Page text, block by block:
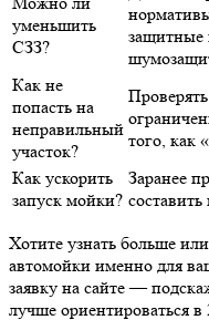
уменьшить
СЗЗ?
защитные
Как не
попасть на
неправильный
участок?
того, как
Как ускорить
запуск мойки?
Заранее
Хотите узнать больше
автомойки именно для
заявку на сайте —
лучше ориентироваться